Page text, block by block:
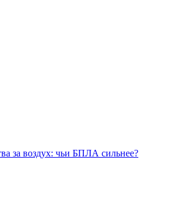
за воздух: чьи БПЛА сильнее?